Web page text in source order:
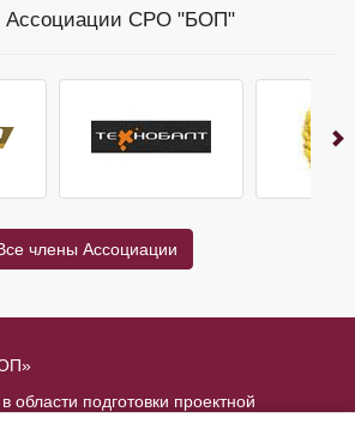
Ассоциации СРО "БОП"
члены Ассоциации
области подготовки проектной